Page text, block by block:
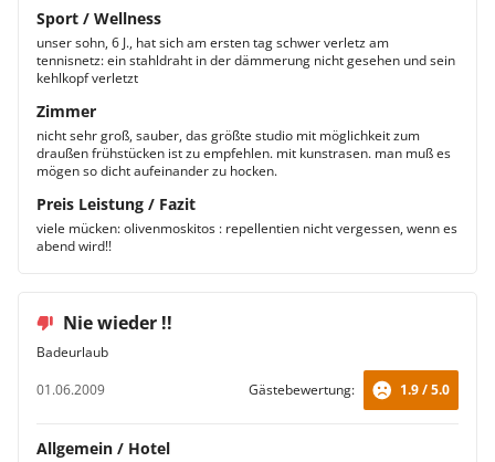
Sport / Wellness
unser sohn, 6 J., hat sich am ersten tag schwer verletz am
tennisnetz: ein stahldraht in der dämmerung nicht gesehen und sein
kehlkopf verletzt
Zimmer
nicht sehr groß, sauber, das größte studio mit möglichkeit zum
draußen frühstücken ist zu empfehlen. mit kunstrasen. man muß es
mögen so dicht aufeinander zu hocken.
Preis Leistung / Fazit
viele mücken: olivenmoskitos : repellentien nicht vergessen, wenn es
abend wird!!
Nie wieder !!
Badeurlaub
01.06.2009
Gästebewertung: 1.9 / 5.0
Allgemein / Hotel